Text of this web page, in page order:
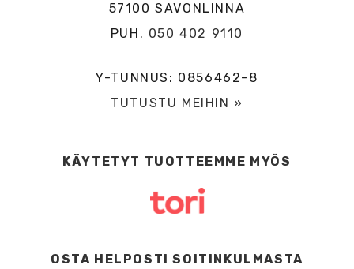
57100 SAVONLINNA
PUH. 050 402 9110
Y-TUNNUS: 0856462-8
TUTUSTU MEIHIN »
KÄYTETYT TUOTTEEMME MYÖS
OSTA HELPOSTI SOITINKULMASTA